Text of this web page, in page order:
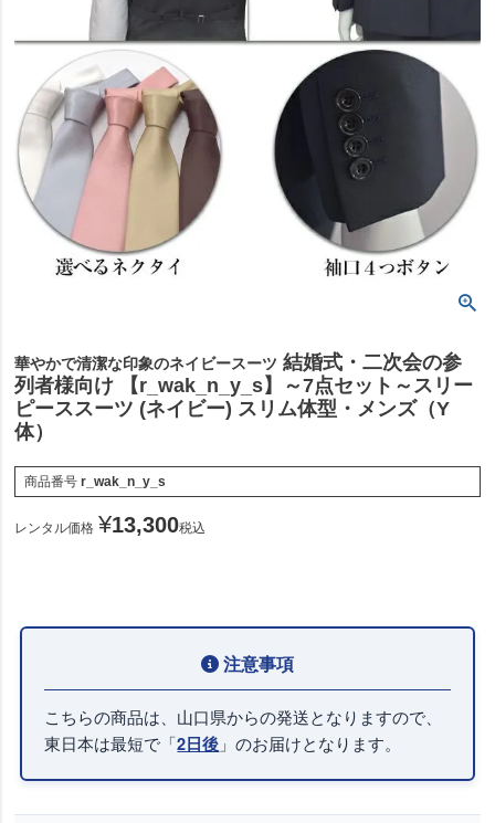
華やかで清潔な印象のネイビースーツ 結婚式・二次会の参
列者様向け 【r_wak_n_y_s】～7点セット～スリー
ピーススーツ (ネイビー) スリム体型・メンズ（Y
体）
商品番号 r_wak_n_y_s
レンタル価格 ¥13,300税込
こちらの商品は、山口県からの発送となりますので、
東日本は最短で「2日後 」のお届けとなります。